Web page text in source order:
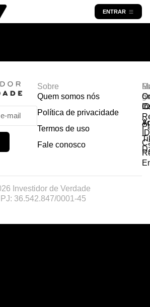
ENTRAR
Sobre
Quem somos nós
Política de privacidade
Termos de uso
Fale conosco
Investidor de Verdade
36.542.847/0001-45